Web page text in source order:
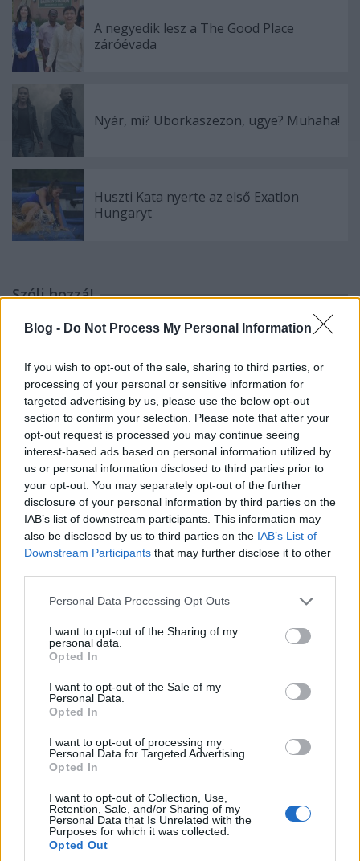
Blog - Do Not Process My Personal Information
If you wish to opt-out of the sale, sharing to third parties, or
processing of your personal or sensitive information for
targeted advertising by us, please use the below opt-out
section to confirm your selection. Please note that after your
opt-out request is processed you may continue seeing
interest-based ads based on personal information utilized by
us or personal information disclosed to third parties prior to
your opt-out. You may separately opt-out of the further
disclosure of your personal information by third parties on the
IAB’s list of downstream participants. This information may
also be disclosed by us to third parties on the IAB’s List of
Downstream Participants that may further disclose it to other
Please note that this website/app uses one or more Google
not limited to your visit or usage behaviour. You may click to
grant or deny consent to Google and its third-party tags to
use your data for below specified purposes in below Google
consent section.
Personal Data Processing Opt Outs
I want to opt-out of the Sharing of my
personal data.
Opted In
I want to opt-out of the Sale of my
Personal Data.
Opted In
I want to opt-out of processing my
Personal Data for Targeted Advertising.
Opted In
I want to opt-out of Collection, Use,
Retention, Sale, and/or Sharing of my
Personal Data that Is Unrelated with the
Purposes for which it was collected.
Opted Out
A negyedik lesz a The Good Place
záróévada
Nyár, mi? Uborkaszezon, ugye? Muhaha!
Huszti Kata nyerte az első Exatlon
Hungaryt
Szólj hozzá!
A hozzászóláshoz be kell lépned!
VAGY
sweeney todd
11 éve
szüleim hadd ne tanuljak már ennyi idősen
nyelveket...
Diego de la Vega
11 éve